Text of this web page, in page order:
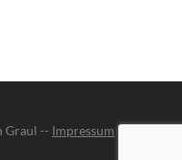
Graul -- Impressum |